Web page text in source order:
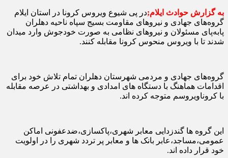
به گزارش حوادث ایلام;در پی شیوع ویروس کرونا در استان ایلام
گروه‌های جهادی و نیروهای مقاومت بسیج سپاه ناحیه دهلران
پابه‌پای مسئولان و نیروهای نظامی به صورت خودجوش وارد میدان
شدند تا با ویروس منحوس کرونا مقابله کنند.
گروه‌های جهادی و مردمی شهرستان دهلران تمام تلاش خود برای
اقدامات هماهنگ با دستگاه های امدادی و بهداشتی در عرصه مقابله
با کروناویروسم متوجه کرده اند.
این گروه ها گندزدایی معابر شهری،پاکسازی،ضدعفونی اماکن
عمومی،مساجد،عابر بانک ها و معابر پر تردد شهری را در اولویت
خود قرار داده اند.